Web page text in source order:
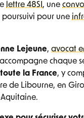
lettre 48SI , une
poursuivi pour une
Lejeune, avocat
chaque
la France, y
de Libourne, en